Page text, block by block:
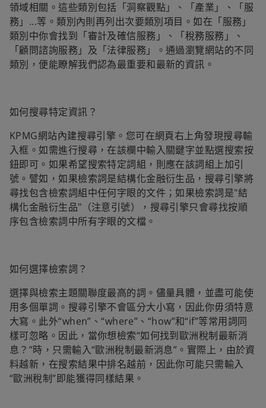
領域相關。這些類別包括「洞察觀點」、「產業」、「服
務」...等。類別內則再列出次要類別項目。如在「服務」
類別中你會找到「審計及確信服務」、「稅務服務」、
「顧問諮詢服務」及「法律服務」。通過瀏覽網站的不同
類別，便能瞭解我們認為最重要和最新的資訊。
如何搜尋特定資訊？
KPMG網站內建搜尋引擎。您可在網頁右上角發現搜尋輸
入框。如需進行搜尋，在該欄中輸入關鍵字並點選搜索按
鈕即可。如果希望搜索特定詞組，則應在該詞組上加引
號。譬如，如果檢索詞是結構化金融衍生品，搜尋引擎將
尋找包含檢索詞組中任何字眼的文件；如果檢索詞是"結
構化金融衍生品"（注意引號），搜尋引擎只會尋找按順
序包含檢索詞中所有字眼的文檔。
如何選擇檢索詞？
選擇與檢索主題關聯度最高的詞。儘量具體，並盡可能使
用多個單詞。搜尋引擎不會區分大小寫，因此你毋須特意
大寫。此外“when”、“where”、“how”和“if”等常用詞同
樣可忽略。因此，當你想檢索“如何找到歐洲稅制最新消
息？”時，只需輸入“歐洲稅制最新消息”。實際上，由於資
料越新，在搜索結果中排名越前，因此你可能只需輸入
“歐洲稅制”即能獲得同樣結果。